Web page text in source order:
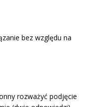
bez względu na
rozważyć podjęcie